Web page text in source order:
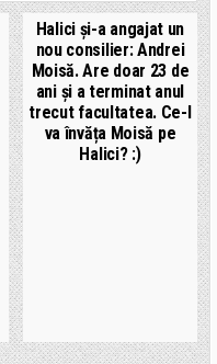
Halici și-a angajat un
nou consilier: Andrei
Moisă. Are doar 23 de
ani și a terminat anul
trecut facultatea. Ce-l
va învăța Moisă pe
Halici? :)